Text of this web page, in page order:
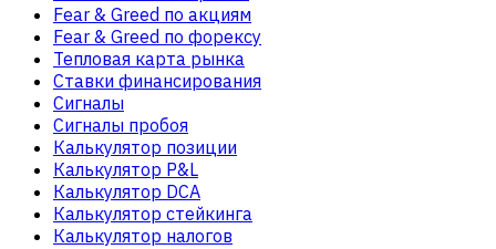
Fear & Greed по акциям
Fear & Greed по форексу
Тепловая карта рынка
Ставки финансирования
Сигналы
Сигналы пробоя
Калькулятор позиции
Калькулятор P&L
Калькулятор DCA
Калькулятор стейкинга
Калькулятор налогов